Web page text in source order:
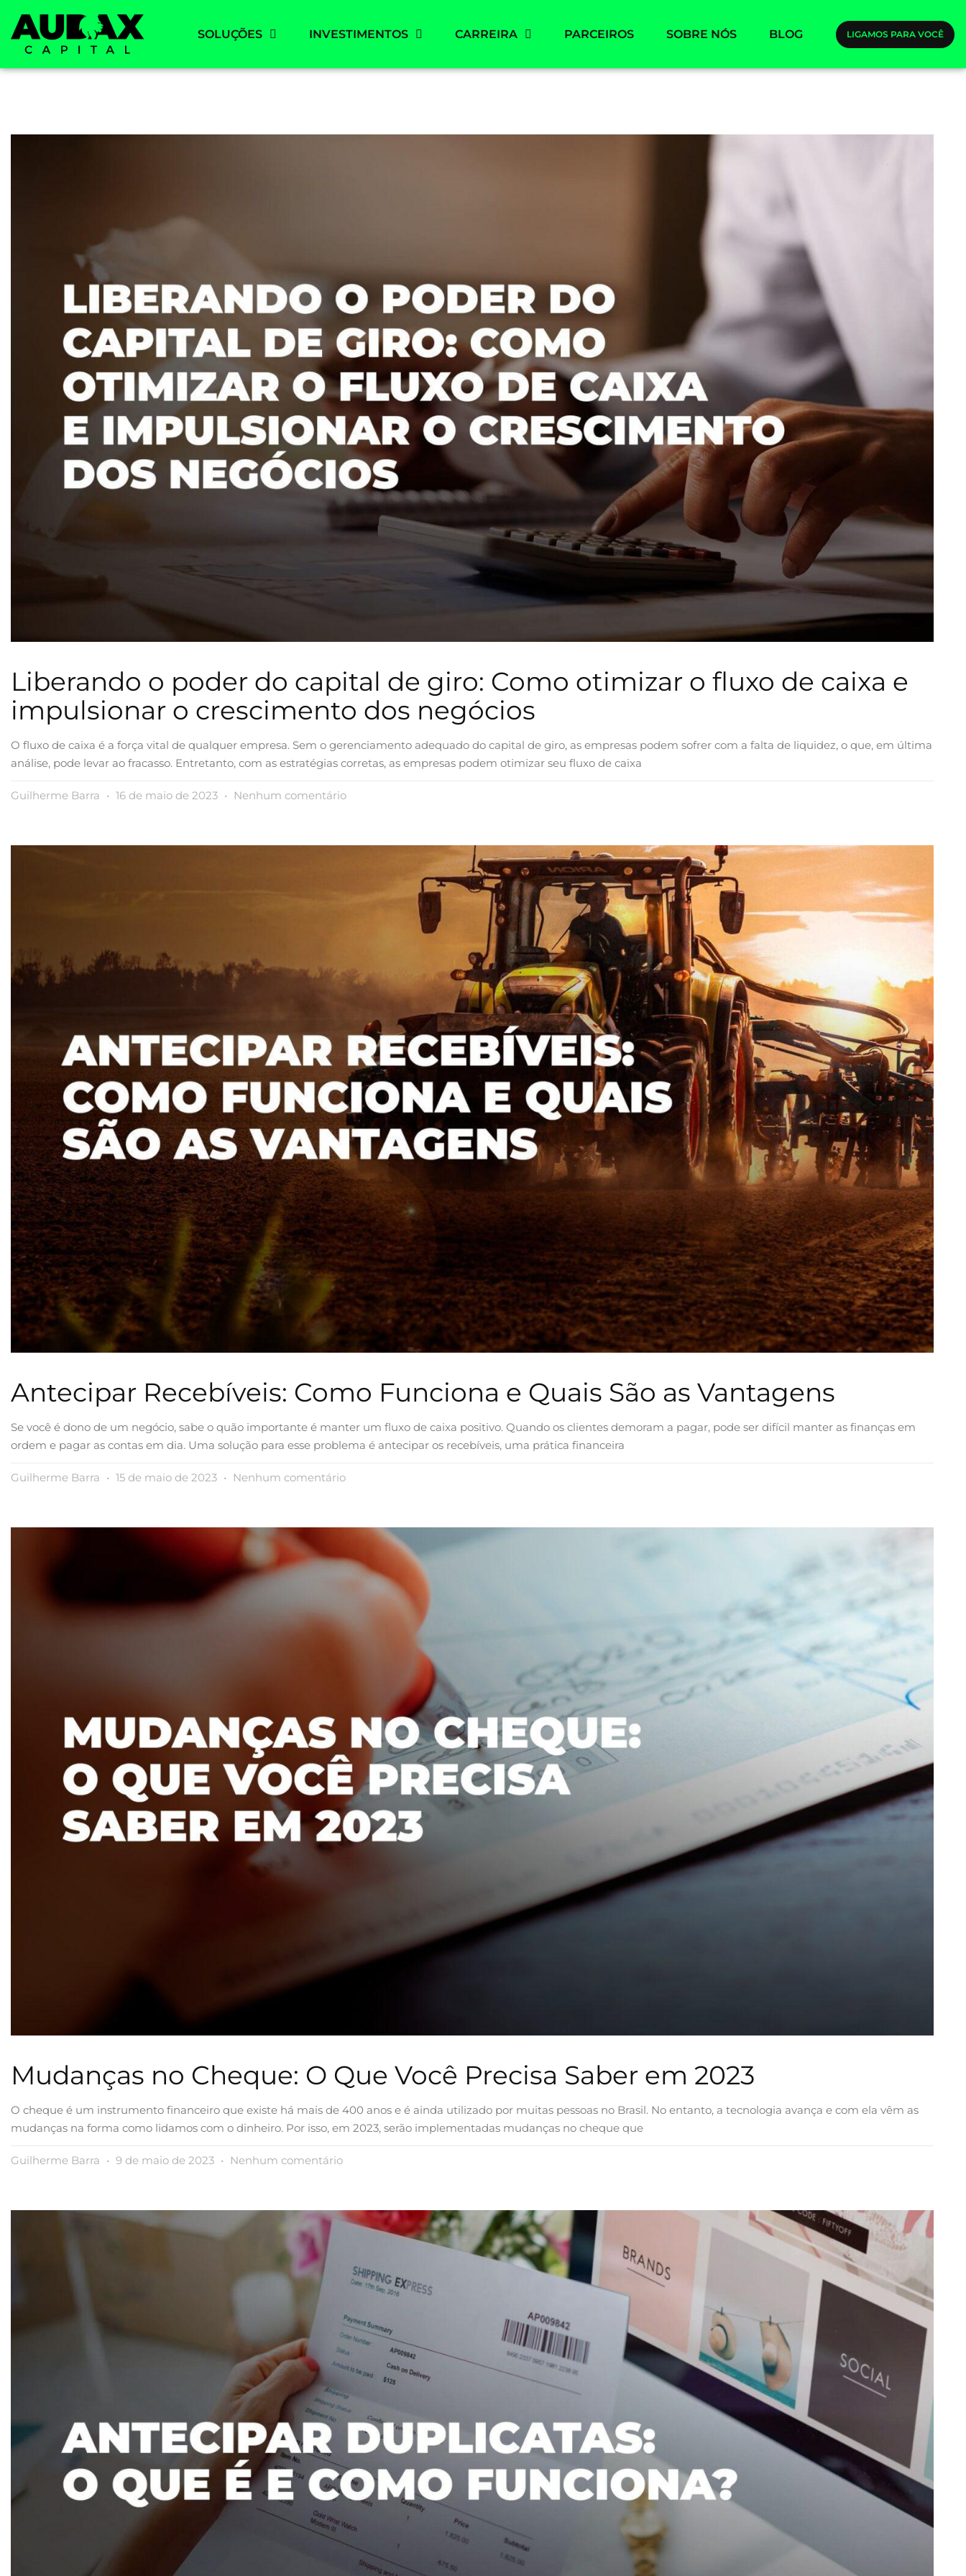
SOLUÇÕES INVESTIMENTOS CARREIRA PARCEIROS SOBRE NÓS BLOG LIGAMOS PARA VOCÊ
Liberando o poder do capital de giro: Como otimizar o fluxo de caixa e
impulsionar o crescimento dos negócios
O fluxo de caixa é a força vital de qualquer empresa. Sem o gerenciamento adequado do capital de giro, as empresas podem sofrer com a falta de liquidez, o que, em última
análise, pode levar ao fracasso. Entretanto, com as estratégias corretas, as empresas podem otimizar seu fluxo de caixa
Guilherme Barra 16 de maio de 2023 Nenhum comentário
Antecipar Recebíveis: Como Funciona e Quais São as Vantagens
Se você é dono de um negócio, sabe o quão importante é manter um fluxo de caixa positivo. Quando os clientes demoram a pagar, pode ser difícil manter as finanças em
ordem e pagar as contas em dia. Uma solução para esse problema é antecipar os recebíveis, uma prática financeira
Guilherme Barra 15 de maio de 2023 Nenhum comentário
Mudanças no Cheque: O Que Você Precisa Saber em 2023
O cheque é um instrumento financeiro que existe há mais de 400 anos e é ainda utilizado por muitas pessoas no Brasil. No entanto, a tecnologia avança e com ela vêm as
mudanças na forma como lidamos com o dinheiro. Por isso, em 2023, serão implementadas mudanças no cheque que
Guilherme Barra 9 de maio de 2023 Nenhum comentário